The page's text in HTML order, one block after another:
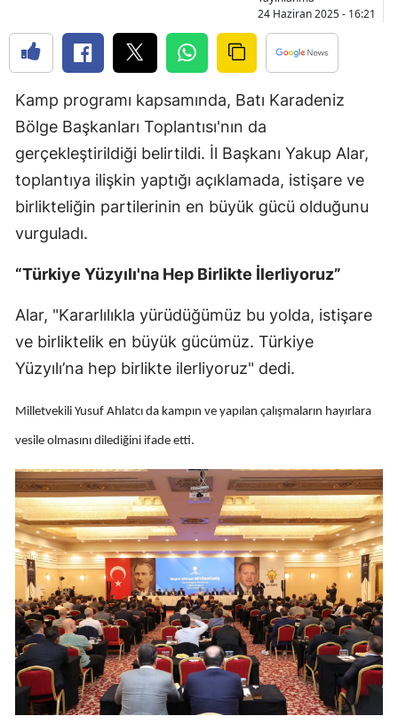
Bingöl
Bitlis
Bolu
Bursa
Çanakkale
Diyarbakır
Edirne
Elazığ
Erzurum
Eskişehir
Gaziantep
Giresun
Gümüşhane
Hakkari
Hatay
24 Haziran 2025 - 16:21
Kamp programı kapsamında, Batı Karadeniz
Bölge Başkanları Toplantısı'nın da
gerçekleştirildiği belirtildi. İl Başkanı Yakup Alar,
toplantıya ilişkin yaptığı açıklamada, istişare ve
birlikteliğin partilerinin en büyük gücü olduğunu
vurguladı.
“Türkiye Yüzyılı'na Hep Birlikte İlerliyoruz”
Alar, "Kararlılıkla yürüdüğümüz bu yolda, istişare
ve birliktelik en büyük gücümüz. Türkiye
Yüzyılı’na hep birlikte ilerliyoruz" dedi.
Milletvekili Yusuf Ahlatcı da kampın ve yapılan çalışmaların hayırlara
vesile olmasını dilediğini ifade etti.